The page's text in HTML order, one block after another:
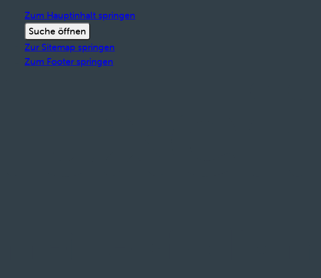
Zum Hauptinhalt springen
Suche öffnen
Zur Sitemap springen
Zum Footer springen